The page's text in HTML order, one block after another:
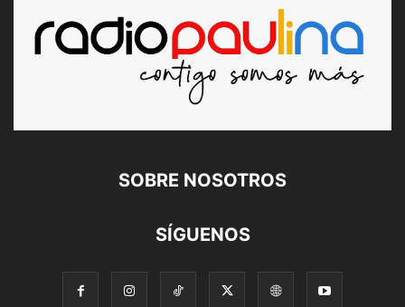
SOBRE NOSOTROS
SÍGUENOS